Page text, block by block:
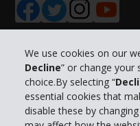
We use cookies on our
Decline” or change
choice.By selecting “
essential cookies that
disable these by
Info su Hertz
Business